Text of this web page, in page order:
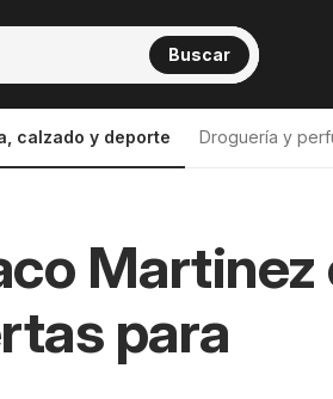
Buscar
calzado y deporte Droguería y
Martinez
para